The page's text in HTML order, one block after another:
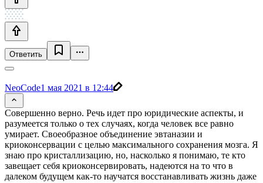
Ответить
NeoCode1 мая 2021 в 12:44
Совершенно верно. Речь идет про юридические аспекты, и
разумеется только о тех случаях, когда человек все равно
умирает. Своеобразное объединение эвтаназии и
криоконсервации с целью максимального сохранения мозга. Я
знаю про кристаллизацию, но, насколько я понимаю, те кто
завещает себя криоконсервировать, надеются на то что в
далеком будущем как-то научатся восстанавливать жизнь даже